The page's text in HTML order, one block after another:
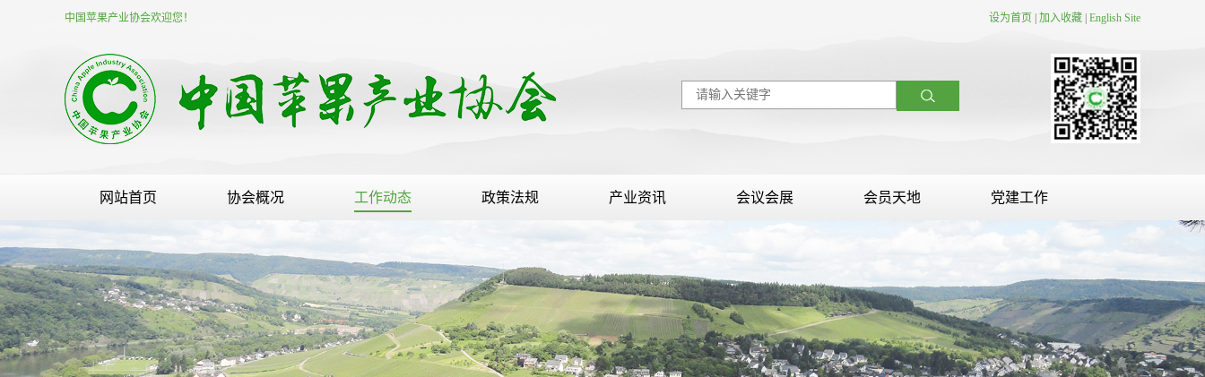
中国苹果产业协会欢迎您！ 设为首页 加入收藏 English Site
网站首页 协会概况 工作动态 政策法规 产业资讯 会议会展 会员天地 党建工作